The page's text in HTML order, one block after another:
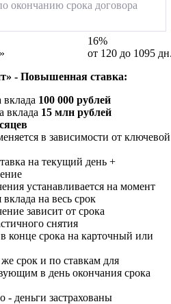
окончанию срока договора
16%
от 120 до 1095
- Повышенная ставка:
100 000 рублей
вклада 15 млн рублей
в зависимости от ключевой
на текущий день +
устанавливается на момент
на весь срок
зависит от срока
снятия
конце срока на карточный или
срок и по ставкам для
в день окончания срока
- деньги застрахованы